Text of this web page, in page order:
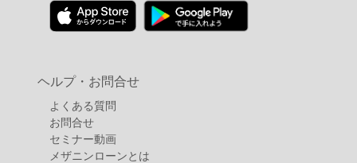
ヘルプ・お問合せ
よくある質問
お問合せ
セミナー動画
メザニンローンとは